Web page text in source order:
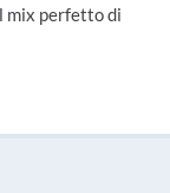
mix perfetto di